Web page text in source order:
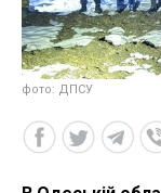
фото: ДПСУ